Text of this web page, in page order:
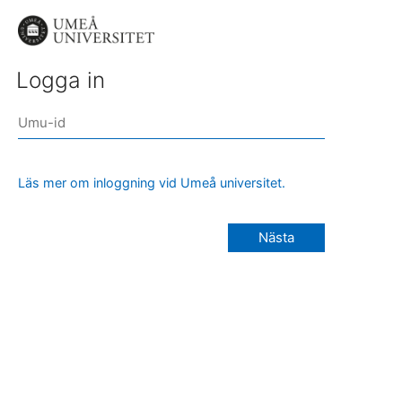
Logga in
Läs mer om inloggning vid Umeå universitet.
Nästa